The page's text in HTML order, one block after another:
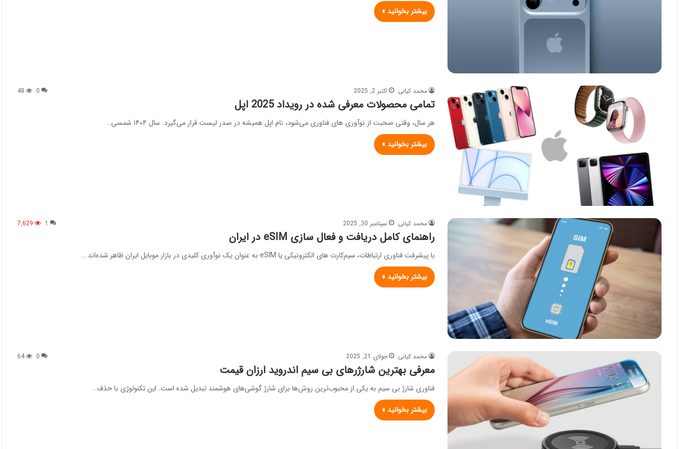
بیشتر بخوانید »
محمد کیانی اکتبر 2, 2025 0
48
تمامی محصولات معرفی شده در رویداد 2025 اپل
هر سال، وقتی صحبت از نوآوری‌ های فناوری می‌شود، نام اپل همیشه در صدر لیست قرار می‌گیرد. سال ۱۴۰۴ شمسی…
بیشتر بخوانید »
محمد کیانی سپتامبر 30, 2025 1
7,629
راهنمای کامل دریافت و فعال‌ سازی eSIM در ایران
با پیشرفت فناوری ارتباطات، سیم‌کارت‌ های الکترونیکی یا eSIM به عنوان یک نوآوری کلیدی در بازار موبایل ایران ظاهر شده‌اند.…
بیشتر بخوانید »
محمد کیانی جولای 21, 2025 0
64
معرفی بهترین شارژرهای بی سیم اندروید ارزان قیمت
فناوری شارژ بی سیم به یکی از محبوب‌ترین روش‌ها برای شارژ گوشی‌های هوشمند تبدیل شده است. این تکنولوژی با حذف…
بیشتر بخوانید »